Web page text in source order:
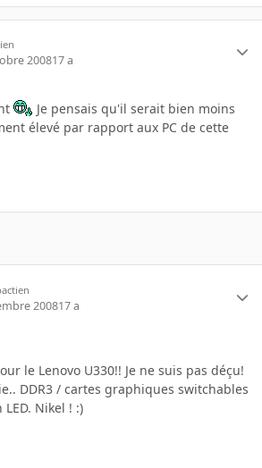
200817 a
Je pensais qu'il serait bien moins
élevé par rapport aux PC de cette
200817 a
le Lenovo U330!! Je ne suis pas déçu!
DDR3 / cartes graphiques switchables
Nikel ! :)